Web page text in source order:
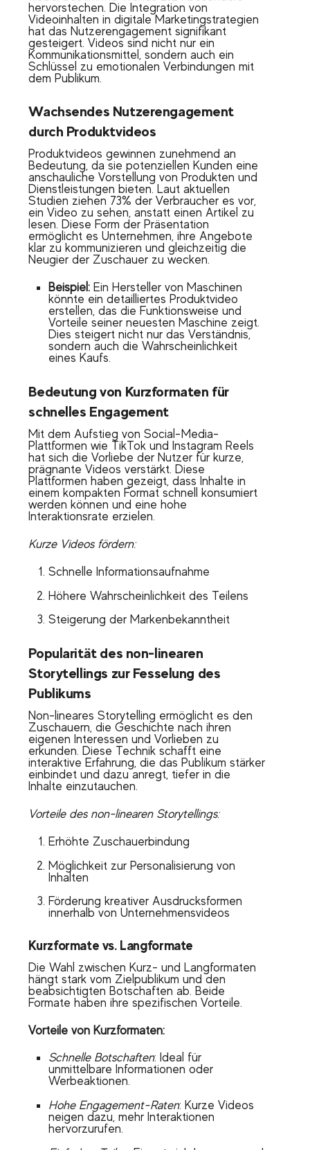
hervorstechen. Die Integration von
Videoinhalten in digitale Marketingstrategien
hat das Nutzerengagement signifikant
gesteigert. Videos sind nicht nur ein
Kommunikationsmittel, sondern auch ein
Schlüssel zu emotionalen Verbindungen mit
dem Publikum.
Wachsendes Nutzerengagement
durch Produktvideos
Produktvideos gewinnen zunehmend an
Bedeutung, da sie potenziellen Kunden eine
anschauliche Vorstellung von Produkten und
Dienstleistungen bieten. Laut aktuellen
Studien ziehen 73% der Verbraucher es vor,
ein Video zu sehen, anstatt einen Artikel zu
lesen. Diese Form der Präsentation
ermöglicht es Unternehmen, ihre Angebote
klar zu kommunizieren und gleichzeitig die
Neugier der Zuschauer zu wecken.
Beispiel:Ein Hersteller von Maschinen
könnte ein detailliertes Produktvideo
erstellen, das die Funktionsweise und
Vorteile seiner neuesten Maschine zeigt.
Dies steigert nicht nur das Verständnis,
sondern auch die Wahrscheinlichkeit
eines Kaufs.
Bedeutung von Kurzformaten für
schnelles Engagement
Mit dem Aufstieg von Social-Media-
Plattformen wie TikTok und Instagram Reels
hat sich die Vorliebe der Nutzer für kurze,
prägnante Videos verstärkt. Diese
Plattformen haben gezeigt, dass Inhalte in
einem kompakten Format schnell konsumiert
werden können und eine hohe
Interaktionsrate erzielen.
Kurze Videos fördern:
Schnelle Informationsaufnahme
Höhere Wahrscheinlichkeit des Teilens
Steigerung der Markenbekanntheit
Popularität des non-linearen
Storytellings zur Fesselung des
Publikums
Non-lineares Storytelling ermöglicht es den
Zuschauern, die Geschichte nach ihren
eigenen Interessen und Vorlieben zu
erkunden. Diese Technik schafft eine
interaktive Erfahrung, die das Publikum stärker
einbindet und dazu anregt, tiefer in die
Inhalte einzutauchen.
Vorteile des non-linearen Storytellings:
Erhöhte Zuschauerbindung
Möglichkeit zur Personalisierung von
Inhalten
Förderung kreativer Ausdrucksformen
innerhalb von Unternehmensvideos
Kurzformate vs. Langformate
Die Wahl zwischen Kurz- und Langformaten
hängt stark vom Zielpublikum und den
beabsichtigten Botschaften ab. Beide
Formate haben ihre spezifischen Vorteile.
Vorteile von Kurzformaten:
Schnelle Botschaften: Ideal für
unmittelbare Informationen oder
Werbeaktionen.
Hohe Engagement-Raten: Kurze Videos
neigen dazu, mehr Interaktionen
hervorzurufen.